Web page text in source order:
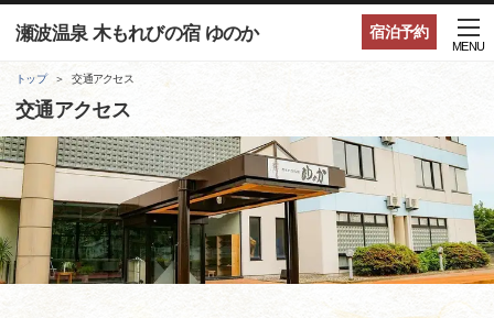
宿泊予約
瀬波温泉 木もれびの宿 ゆのか
MENU
トップ 交通アクセス
交通アクセス